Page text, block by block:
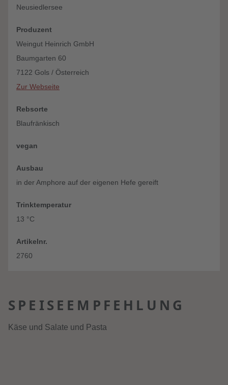
Neusiedlersee
Produzent
Weingut Heinrich GmbH
Baumgarten 60
7122 Gols / Österreich
Zur Webseite
Rebsorte
Blaufränkisch
vegan
Ausbau
in der Amphore auf der eigenen Hefe gereift
Trinktemperatur
13 °C
Artikelnr.
2760
SPEISEEMPFEHLUNG
Käse und Salate und Pasta